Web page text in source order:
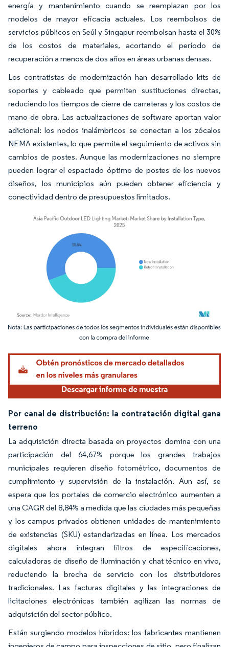
energía y mantenimiento cuando se reemplazan por los
modelos de mayor eficacia actuales. Los reembolsos de
servicios públicos en Seúl y Singapur reembolsan hasta el 30%
de los costos de materiales, acortando el período de
recuperación a menos de dos años en áreas urbanas densas.
Los contratistas de modernización han desarrollado kits de
soportes y cableado que permiten sustituciones directas,
reduciendo los tiempos de cierre de carreteras y los costos de
mano de obra. Las actualizaciones de software aportan valor
adicional: los nodos inalámbricos se conectan a los zócalos
NEMA existentes, lo que permite el seguimiento de activos sin
cambios de postes. Aunque las modernizaciones no siempre
pueden lograr el espaciado óptimo de postes de los nuevos
diseños, los municipios aún pueden obtener eficiencia y
conectividad dentro de presupuestos limitados.
Imagen © Mordor Intelligence. El uso requiere atribución según CC BY 4.0.
Por canal de distribución: la contratación digital gana
terreno
La adquisición directa basada en proyectos domina con una
participación del 64,67% porque los grandes trabajos
municipales requieren diseño fotométrico, documentos de
cumplimiento y supervisión de la instalación. Aun así, se
espera que los portales de comercio electrónico aumenten a
una CAGR del 8,84% a medida que las ciudades más pequeñas
y los campus privados obtienen unidades de mantenimiento
de existencias (SKU) estandarizadas en línea. Los mercados
digitales ahora integran filtros de especificaciones,
calculadoras de diseño de iluminación y chat técnico en vivo,
reduciendo la brecha de servicio con los distribuidores
tradicionales. Las facturas digitales y las integraciones de
licitaciones electrónicas también agilizan las normas de
adquisición del sector público.
Están surgiendo modelos híbridos: los fabricantes mantienen